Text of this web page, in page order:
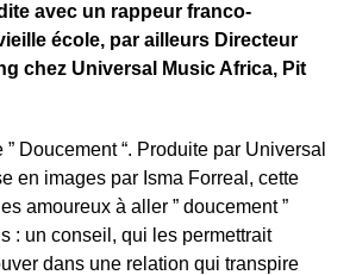
avec un rappeur franco-
école, par ailleurs Directeur
chez Universal Music Africa, Pit
Doucement “. Produite par Universal
en images par Isma Forreal, cette
amoureux à aller ” doucement ”
: un conseil, qui les permettrait
dans une relation qui transpire